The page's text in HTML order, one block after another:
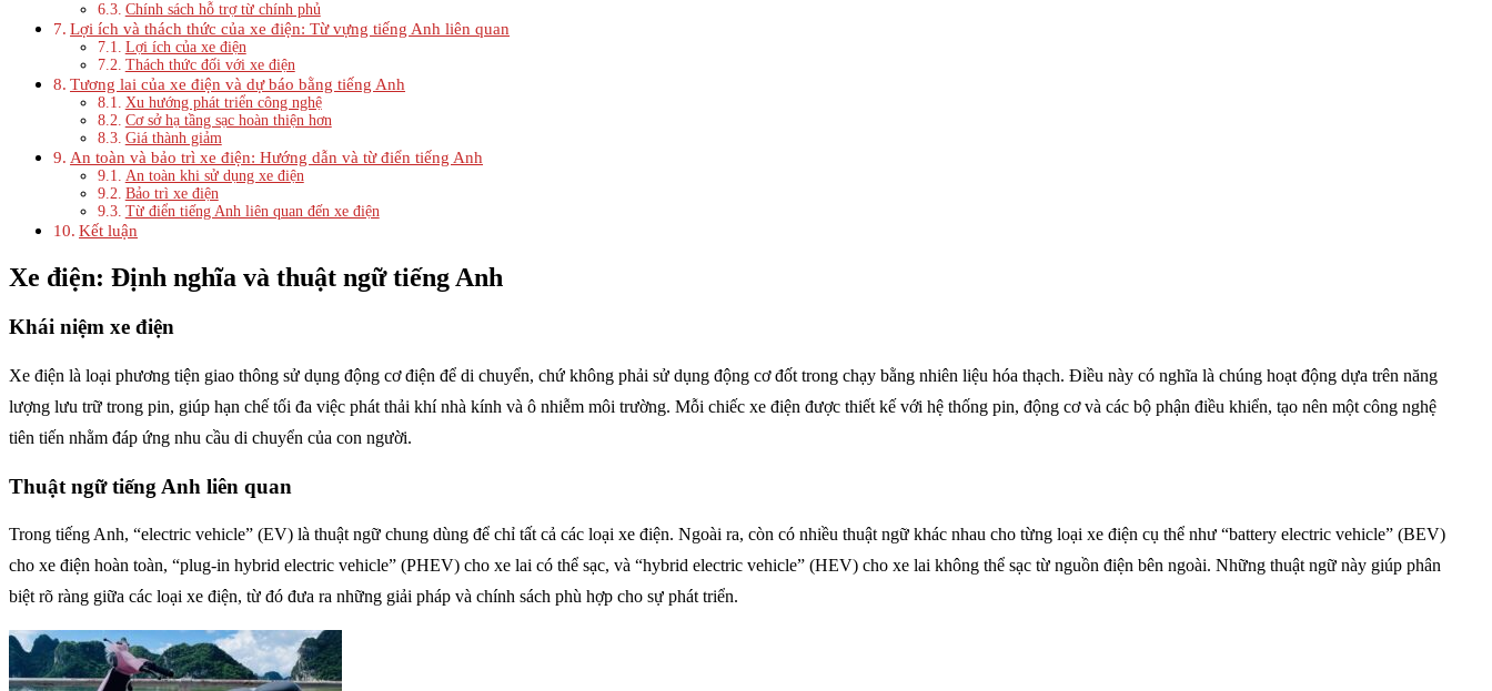
Chính sách hỗ trợ từ chính phủ
Lợi ích và thách thức của xe điện: Từ vựng tiếng Anh liên quan
Lợi ích của xe điện
Thách thức đối với xe điện
Tương lai của xe điện và dự báo bằng tiếng Anh
Xu hướng phát triển công nghệ
Cơ sở hạ tầng sạc hoàn thiện hơn
Giá thành giảm
An toàn và bảo trì xe điện: Hướng dẫn và từ điển tiếng Anh
An toàn khi sử dụng xe điện
Bảo trì xe điện
Từ điển tiếng Anh liên quan đến xe điện
Kết luận
Xe điện: Định nghĩa và thuật ngữ tiếng Anh
Khái niệm xe điện
Xe điện là loại phương tiện giao thông sử dụng động cơ điện để di chuyển, chứ không phải sử dụng động cơ đốt trong chạy bằng nhiên liệu hóa thạch. Điều này có nghĩa là chúng hoạt động dựa trên năng
lượng lưu trữ trong pin, giúp hạn chế tối đa việc phát thải khí nhà kính và ô nhiễm môi trường. Mỗi chiếc xe điện được thiết kế với hệ thống pin, động cơ và các bộ phận điều khiển, tạo nên một công nghệ
tiên tiến nhằm đáp ứng nhu cầu di chuyển của con người.
Thuật ngữ tiếng Anh liên quan
Trong tiếng Anh, “electric vehicle” (EV) là thuật ngữ chung dùng để chỉ tất cả các loại xe điện. Ngoài ra, còn có nhiều thuật ngữ khác nhau cho từng loại xe điện cụ thể như “battery electric vehicle” (BEV)
cho xe điện hoàn toàn, “plug-in hybrid electric vehicle” (PHEV) cho xe lai có thể sạc, và “hybrid electric vehicle” (HEV) cho xe lai không thể sạc từ nguồn điện bên ngoài. Những thuật ngữ này giúp phân
biệt rõ ràng giữa các loại xe điện, từ đó đưa ra những giải pháp và chính sách phù hợp cho sự phát triển.